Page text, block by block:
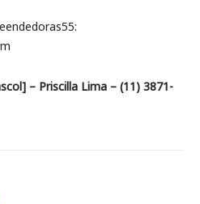
– Priscilla Lima – (11) 3871-